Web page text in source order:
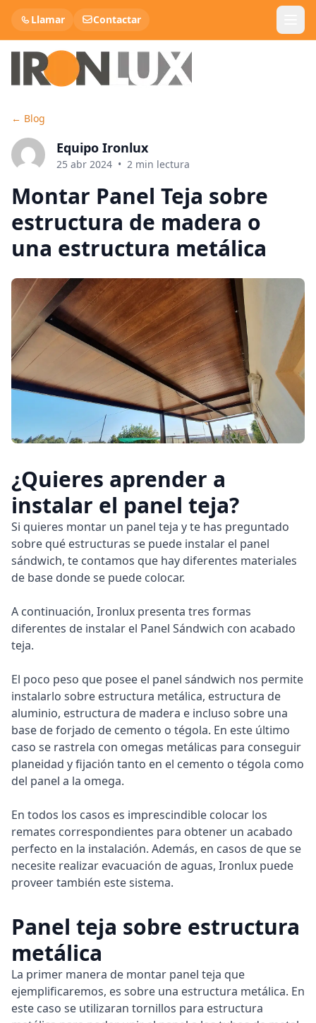
Llamar Contactar
Panel Sandwich Teja
Panel Cubierta
Panel Sandwich Fachada
Lana de roca
Chapa Decorativa
Policarbonato
Blog
Proyectos
Instalaciones
← Blog
Equipo Ironlux
25 abr 2024 • 2 min lectura
Montar Panel Teja sobre
estructura de madera o
una estructura metálica
¿Quieres aprender a
instalar el panel teja?
Si quieres montar un panel teja y te has preguntado
sobre qué estructuras se puede instalar el panel
sándwich, te contamos que hay diferentes materiales
de base donde se puede colocar.
A continuación, Ironlux presenta tres formas
diferentes de instalar el Panel Sándwich con acabado
teja.
El poco peso que posee el panel sándwich nos permite
instalarlo sobre estructura metálica, estructura de
aluminio, estructura de madera e incluso sobre una
base de forjado de cemento o tégola. En este último
caso se rastrela con omegas metálicas para conseguir
planeidad y fijación tanto en el cemento o tégola como
del panel a la omega.
En todos los casos es imprescindible colocar los
remates correspondientes para obtener un acabado
perfecto en la instalación. Además, en casos de que se
necesite realizar evacuación de aguas, Ironlux puede
proveer también este sistema.
Panel teja sobre estructura
metálica
La primer manera de montar panel teja que
ejemplificaremos, es sobre una estructura metálica. En
este caso se utilizaran tornillos para estructura